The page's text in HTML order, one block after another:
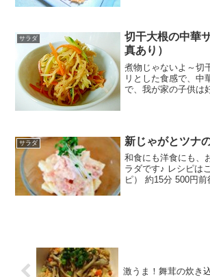
サラダ
切干大根の中華
真あり）
煮物じゃないよ～切
リとした食感で、中
で、我が家の子供は
サラダ 新じゃがとツナ
和食にも洋食にも、
ラダです♪ レシピは
ピ） 約15分 500円
激うま！舞茸の炊き